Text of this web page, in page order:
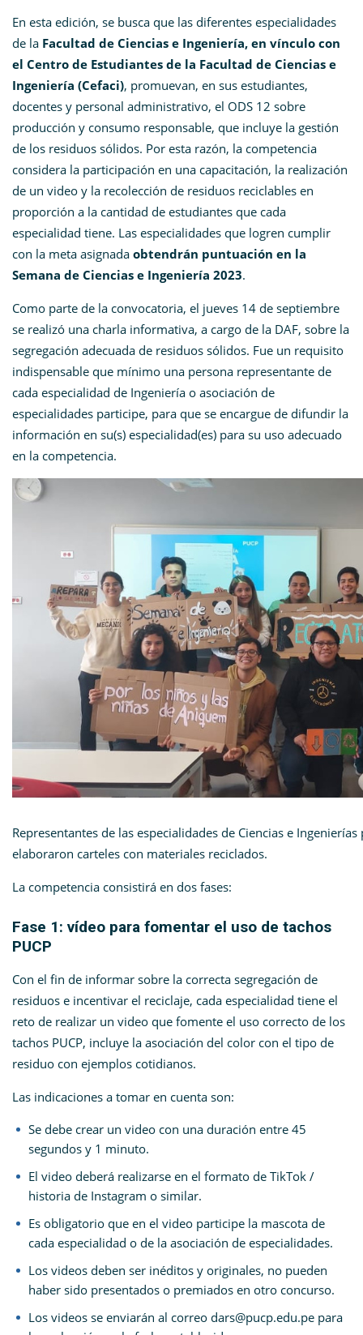
En esta edición, se busca que las diferentes especialidades
de la Facultad de Ciencias e Ingeniería, en vínculo con
el Centro de Estudiantes de la Facultad de Ciencias e
Ingeniería (Cefaci), promuevan, en sus estudiantes,
docentes y personal administrativo, el ODS 12 sobre
producción y consumo responsable, que incluye la gestión
de los residuos sólidos. Por esta razón, la competencia
considera la participación en una capacitación, la realización
de un video y la recolección de residuos reciclables en
proporción a la cantidad de estudiantes que cada
especialidad tiene. Las especialidades que logren cumplir
con la meta asignada obtendrán puntuación en la
Semana de Ciencias e Ingeniería 2023.
Como parte de la convocatoria, el jueves 14 de septiembre
se realizó una charla informativa, a cargo de la DAF, sobre la
segregación adecuada de residuos sólidos. Fue un requisito
indispensable que mínimo una persona representante de
cada especialidad de Ingeniería o asociación de
especialidades participe, para que se encargue de difundir la
información en su(s) especialidad(es) para su uso adecuado
en la competencia.
Representantes de las especialidades de Ciencias e
elaboraron carteles con materiales reciclados.
La competencia consistirá en dos fases:
Fase 1: vídeo para fomentar el uso de tachos
PUCP
Con el fin de informar sobre la correcta segregación de
residuos e incentivar el reciclaje, cada especialidad tiene el
reto de realizar un video que fomente el uso correcto de los
tachos PUCP, incluye la asociación del color con el tipo de
residuo con ejemplos cotidianos.
Las indicaciones a tomar en cuenta son:
Se debe crear un video con una duración entre 45
segundos y 1 minuto.
El video deberá realizarse en el formato de TikTok /
historia de Instagram o similar.
Es obligatorio que en el video participe la mascota de
cada especialidad o de la asociación de especialidades.
Los videos deben ser inéditos y originales, no pueden
haber sido presentados o premiados en otro concurso.
Los videos se enviarán al correo dars@pucp.edu.pe para